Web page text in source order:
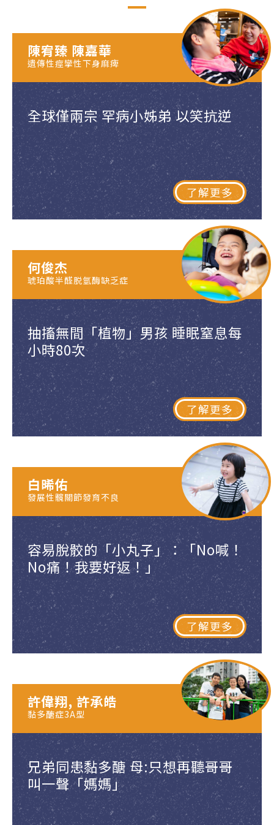
全球僅兩宗 罕病小姊弟 以笑抗逆
了解更多
陳宥臻 陳嘉華
遺傳性痙攣性下身麻痺
抽搐無間「植物」男孩 睡眠窒息每
小時80次
了解更多
何俊杰
琥珀酸半醛脱氫酶缺乏症
容易脫骹的「小丸子」：「No喊！
No痛！我要好返！」
了解更多
白晞佑
發展性髖關節發育不良
兄弟同患黏多醣 母:只想再聽哥哥
叫一聲「媽媽」
許偉翔, 許承皓
黏多醣症3A型